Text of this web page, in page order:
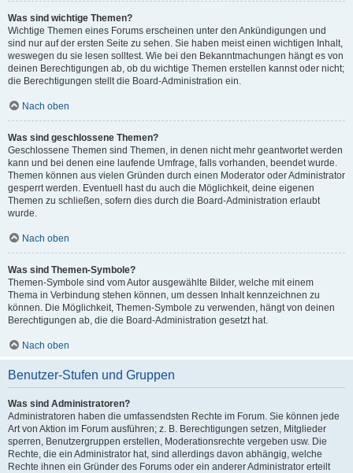
Was sind wichtige Themen?
Wichtige Themen eines Forums erscheinen unter den Ankündigungen und
sind nur auf der ersten Seite zu sehen. Sie haben meist einen wichtigen Inhalt,
weswegen du sie lesen solltest. Wie bei den Bekanntmachungen hängt es von
deinen Berechtigungen ab, ob du wichtige Themen erstellen kannst oder nicht;
die Berechtigungen stellt die Board-Administration ein.
Nach oben
Was sind geschlossene Themen?
Geschlossene Themen sind Themen, in denen nicht mehr geantwortet werden
kann und bei denen eine laufende Umfrage, falls vorhanden, beendet wurde.
Themen können aus vielen Gründen durch einen Moderator oder Administrator
gesperrt werden. Eventuell hast du auch die Möglichkeit, deine eigenen
Themen zu schließen, sofern dies durch die Board-Administration erlaubt
wurde.
Nach oben
Was sind Themen-Symbole?
Themen-Symbole sind vom Autor ausgewählte Bilder, welche mit einem
Thema in Verbindung stehen können, um dessen Inhalt kennzeichnen zu
können. Die Möglichkeit, Themen-Symbole zu verwenden, hängt von deinen
Berechtigungen ab, die die Board-Administration gesetzt hat.
Nach oben
Benutzer-Stufen und Gruppen
Was sind Administratoren?
Administratoren haben die umfassendsten Rechte im Forum. Sie können jede
Art von Aktion im Forum ausführen; z. B. Berechtigungen setzen, Mitglieder
sperren, Benutzergruppen erstellen, Moderationsrechte vergeben usw. Die
Rechte, die ein Administrator hat, sind allerdings davon abhängig, welche
Rechte ihnen ein Gründer des Forums oder ein anderer Administrator erteilt